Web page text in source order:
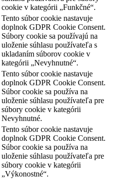
cookie v kategórii „Funkčné“.
Tento súbor cookie nastavuje
doplnok GDPR Cookie Consent.
Súbory cookie sa používajú na
uloženie súhlasu používateľa s
ukladaním súborov cookie v
kategórii „Nevyhnutné“.
Tento súbor cookie nastavuje
doplnok GDPR Cookie Consent.
Súbor cookie sa používa na
uloženie súhlasu používateľa pre
súbory cookie v kategórii
Nevyhnutné.
Tento súbor cookie nastavuje
doplnok GDPR Cookie Consent.
Súbor cookie sa používa na
uloženie súhlasu používateľa pre
súbory cookie v kategórii
„Výkonostné“.